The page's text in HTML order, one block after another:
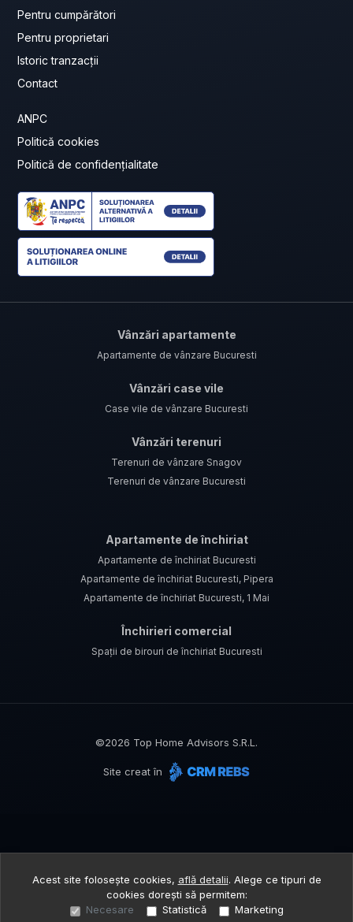
Pentru cumpărători
Pentru proprietari
Istoric tranzacții
Contact
ANPC
Politică cookies
Politică de confidențialitate
Vânzări apartamente
Apartamente de vânzare Bucuresti
Vânzări case vile
Case vile de vânzare Bucuresti
Vânzări terenuri
Terenuri de vânzare Snagov
Terenuri de vânzare Bucuresti
Apartamente de închiriat
Apartamente de închiriat Bucuresti
Apartamente de închiriat Bucuresti, Pipera
Apartamente de închiriat Bucuresti, 1 Mai
Închirieri comercial
Spații de birouri de închiriat Bucuresti
©2026 Top Home Advisors S.R.L.
Site creat în
Acest site folosește cookies, află detalii. Alege ce tipuri de
cookies dorești să permitem:
Necesare
Statistică Marketing